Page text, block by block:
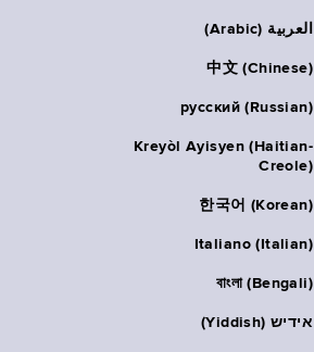
العربية (Arabic)
中文 (Chinese)
русский (Russian)
Kreyòl Ayisyen (Haitian-
Creole)
한국어 (Korean)
Italiano (Italian)
বাংলা (Bengali)
אידיש (Yiddish)